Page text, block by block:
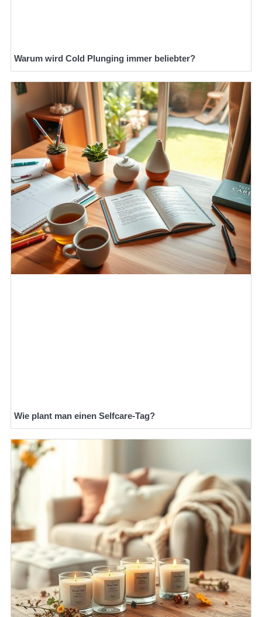
Warum wird Cold Plunging immer beliebter?
Wie plant man einen Selfcare-Tag?